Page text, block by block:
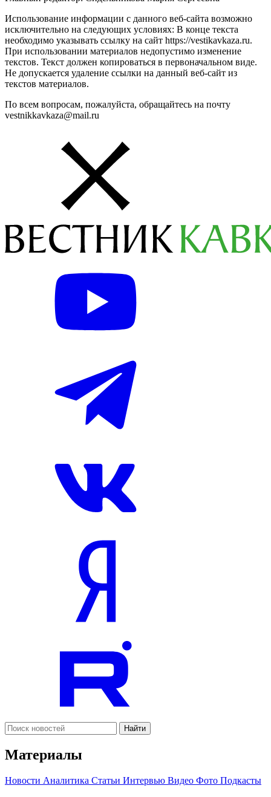
Использование информации с данного веб-сайта возможно
исключительно на следующих условиях: В конце текста
необходимо указывать ссылку на сайт https://vestikavkaza.ru.
При использовании материалов недопустимо изменение
текстов. Текст должен копироваться в первоначальном виде.
Не допускается удаление ссылки на данный веб-сайт из
текстов материалов.
По всем вопросам, пожалуйста, обращайтесь на почту
vestnikkavkaza@mail.ru
Найти
Материалы
Новости Аналитика Статьи Интервью Видео Фото Подкасты